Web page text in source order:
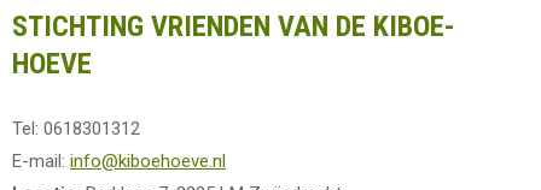
STICHTING VRIENDEN VAN DE KIBOE-
HOEVE
Tel: 0618301312
E-mail: info@kiboehoeve.nl